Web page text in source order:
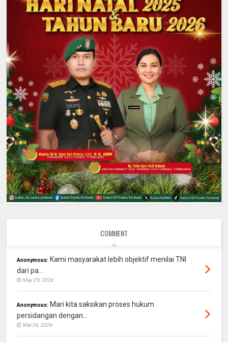
COMMENT
Anonymous: Kami masyarakat lebih objektif menilai TNI
dari pa...
May 29, 2026
Anonymous: Mari kita saksikan proses hukum
persidangan dengan...
Mar 26, 2026